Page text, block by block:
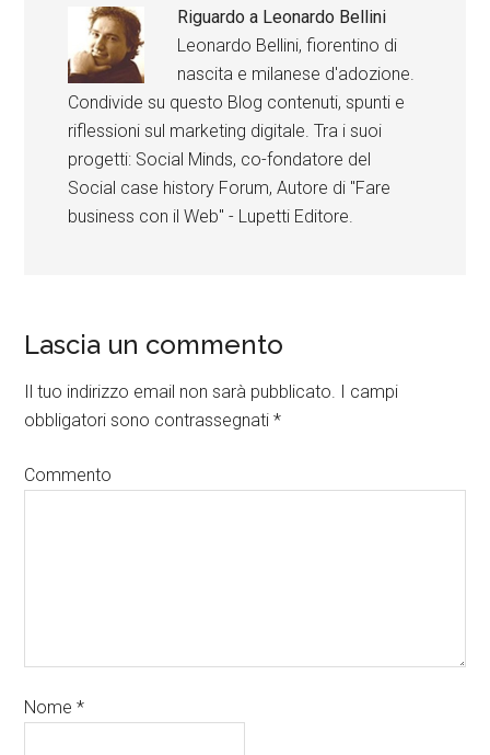
Riguardo a Leonardo Bellini
Leonardo Bellini, fiorentino di
nascita e milanese d'adozione.
Condivide su questo Blog contenuti, spunti e
riflessioni sul marketing digitale. Tra i suoi
progetti: Social Minds, co-fondatore del
Social case history Forum, Autore di "Fare
business con il Web" - Lupetti Editore.
Lascia un commento
Il tuo indirizzo email non sarà pubblicato. I campi
obbligatori sono contrassegnati*
Commento
Nome*